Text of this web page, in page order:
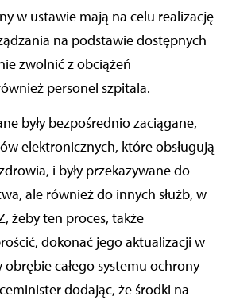
w ustawie mają na celu realizację
na podstawie dostępnych
zwolnić z obciążeń
personel szpitala.
były bezpośrednio zaciągane,
elektronicznych, które obsługują
i były przekazywane do
ale również do innych służb, w
żeby ten proces, także
dokonać jego aktualizacji w
obrębie całego systemu ochrony
dodając, że środki na